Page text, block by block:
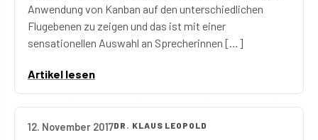
Anwendung von Kanban auf den unterschiedlichen
Flugebenen zu zeigen und das ist mit einer
sensationellen Auswahl an Sprecherinnen […]
Artikel lesen
12. November 2017DR. KLAUS LEOPOLD